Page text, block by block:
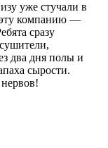
уже стучали в
эту компанию —
сразу
два дня полы и
сырости.